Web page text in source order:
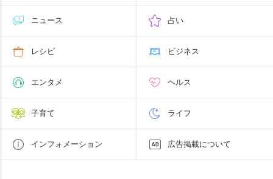
ニュース 占い
レシピ ビジネス
エンタメ ヘルス
子育て ライフ
インフォメーション 広告掲載について